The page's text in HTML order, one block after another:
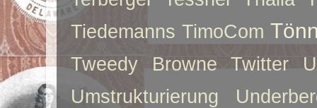
Tiedemanns TimoCom
Tweedy Browne Twitter
Umstrukturierung